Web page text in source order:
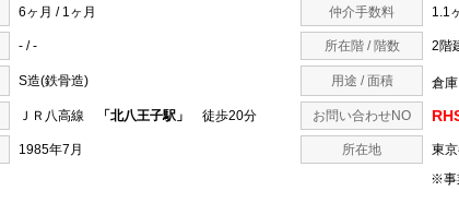
6ヶ月 / 1ヶ月 仲介手数料 1.1
- / - 所在階 / 階数 2階
S造(鉄骨造) 用途 / 面積 倉
ＪＲ八高線 「北八王子駅」 徒歩20分 お問い合わせNO
1985年7月 所在地 東
※事